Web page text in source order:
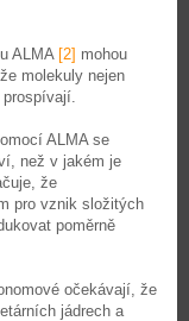
ALMA [2] mohou
molekuly nejen
prospívají.
ALMA se
než v jakém je
že
pro vznik složitých
poměrně
očekávají, že
jádrech a